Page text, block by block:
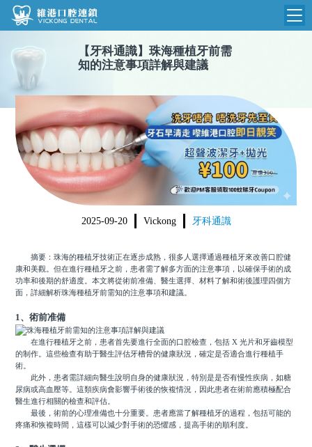
維港首頁
維港簡介
品牌介紹
環境設備
醫院新聞
收費標準
N
收費總表
植牙收費
根管收費
美學收費
常規收費
箍牙收費
醫生團隊
門診時間
【 牙科通識】 珠海種植牙前需
知的注意事項詳解與建議
2025-09-20 Vickong 牙科通識
摘要：珠海的種植牙技術正在逐步成熟，很多人選擇通過種植牙來改善口腔健
康和美觀。但在進行種植牙之前，患者需了解多方面的注意事項，以確保手術的成
功率和後期的舒適度。本文將從術前准備、醫生選擇、材料了解和術後護理四個方
面，詳細解析珠海種植牙前需知的注意事項和建議。
1、術前准備
在進行種植牙之前，患者首先要進行全面的口腔檢查，包括 X 光片和牙齒模型
的制作。這些檢查有助于醫生評估牙槽骨的健康狀況，確定是否適合進行種植手
術。
此外，患者需詳細向醫生說明自身的健康狀況，特別是是否有慢性疾病，如糖
尿病或高血壓等。這類疾病會影響手術後的恢複情況，因此患者在術前應積極配合
醫生進行相關的檢查和評估。
最後，術前的心理准備也十分重要。患者應當了解種植牙的過程，包括可能的
疼痛和恢複時間，這樣可以減少對手術的恐懼感，提高手術的順利度。